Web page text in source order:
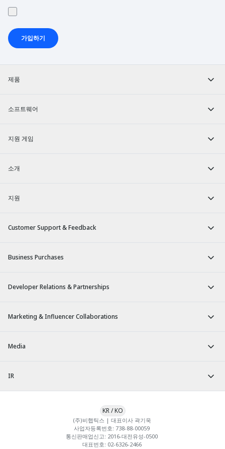
제품
소프트웨어
지원 게임
소개
지원
Customer Support & Feedback
Business Purchases
Developer Relations & Partnerships
Marketing & Influencer Collaborations
Media
IR
가입하기
(주)비햅틱스 | 대표이사 곽기욱
사업자등록번호: 738-88-00059
통신판매업신고: 2016-대전유성-0500
대표번호: 02-6326-2466
KR/KO